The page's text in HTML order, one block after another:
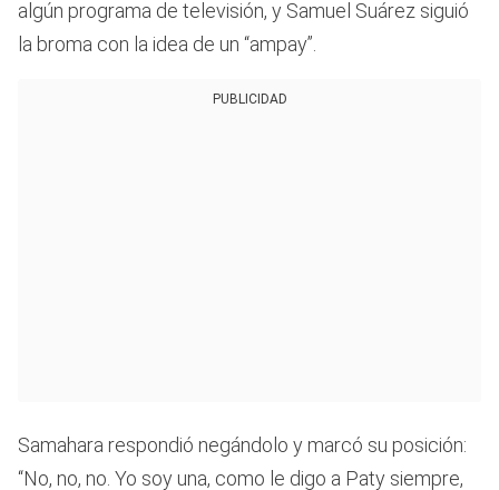
algún programa de televisión, y Samuel Suárez siguió
la broma con la idea de un “ampay”.
PUBLICIDAD
Samahara respondió negándolo y marcó su posición:
“No, no, no. Yo soy una, como le digo a Paty siempre,